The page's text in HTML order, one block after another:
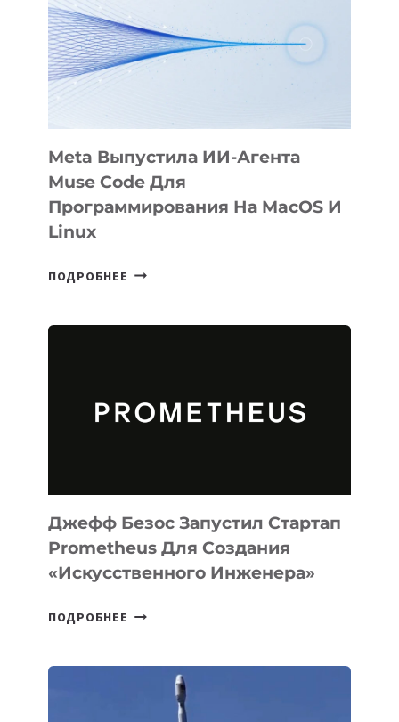
Meta Выпустила ИИ-Агента
Muse Code Для
Программирования На MacOS И
Linux
ПОДРОБНЕЕ META
ДЛЯ
ПРОГРАММИРОВАНИЯ
И
LINUX
Джефф Безос Запустил Стартап
Prometheus Для Создания
«искусственного Инженера»
ПОДРОБНЕЕ ДЖЕФФ
СТАРТАП
PROMETHEUS